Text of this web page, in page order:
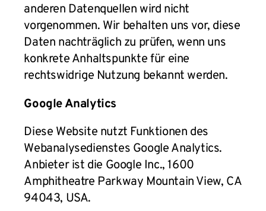
anderen Datenquellen wird nicht
vorgenommen. Wir behalten uns vor, diese
Daten nachträglich zu prüfen, wenn uns
konkrete Anhaltspunkte für eine
rechtswidrige Nutzung bekannt werden.
Google Analytics
Diese Website nutzt Funktionen des
Webanalysedienstes Google Analytics.
Anbieter ist die Google Inc., 1600
Amphitheatre Parkway Mountain View, CA
94043, USA.